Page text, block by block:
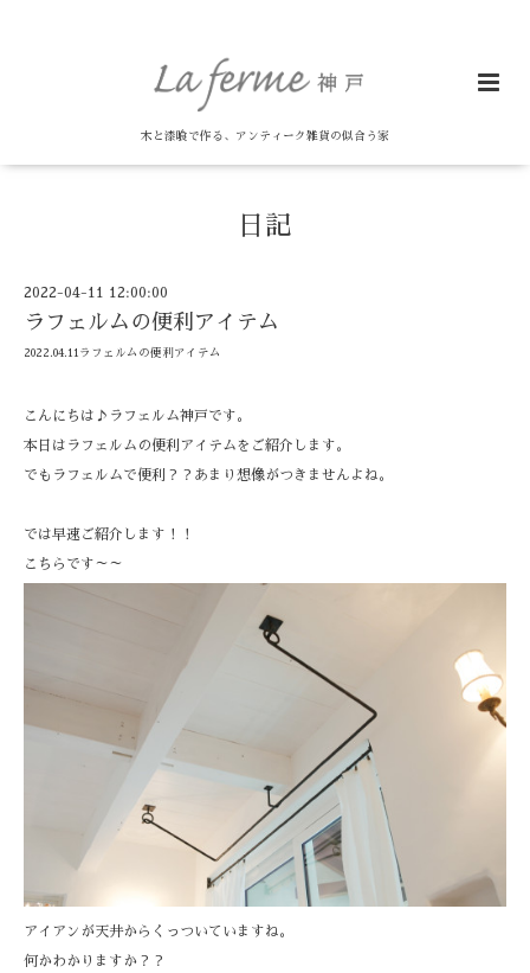
木と漆喰で作る、アンティーク雑貨の似合う家
日記
2022-04-11 12:00:00
ラフェルムの便利アイテム
2022.04.11ラフェルムの便利アイテム
こんにちは♪ラフェルム神戸です。
本日はラフェルムの便利アイテムをご紹介します。
でもラフェルムで便利？？あまり想像がつきませんよね。
では早速ご紹介します！！
こちらです～～
アイアンが天井からくっついていますね。
何かわかりますか？？